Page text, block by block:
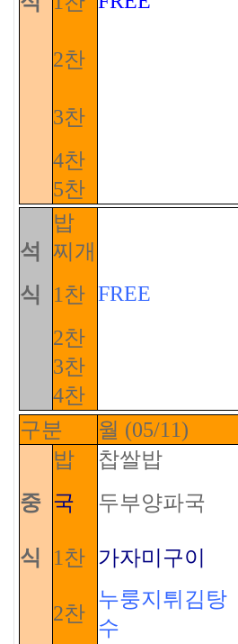
2찬
3찬
4찬
5찬
밥
석
찌개
식
1찬 FREE
2찬
3찬
4찬
구분
월 (05/11)
밥
찹쌀밥
중 국 두부양파국
식 1찬 가자미구이
2찬
누룽지튀김탕
수